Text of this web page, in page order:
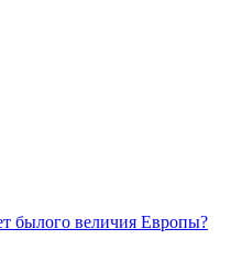
былого величия Европы?